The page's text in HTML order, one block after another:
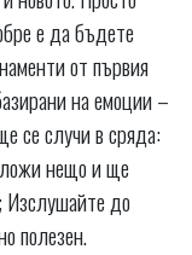
е да бъдете
от първия
на емоции –
се случи в сряда:
нещо и ще
Изслушайте до
полезен.